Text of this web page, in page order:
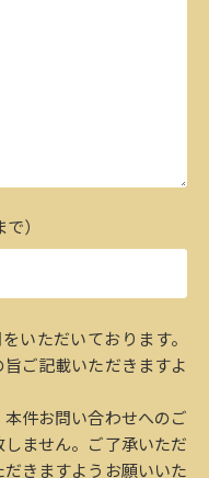
）
いただいております。
ご記載いただきますよ
件お問い合わせへのご
ません。ご了承いただ
きますようお願いいた